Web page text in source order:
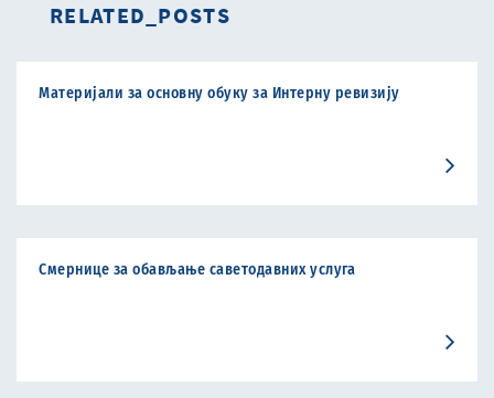
RELATED_POSTS
Материјали за основну обуку за Интерну ревизију
Смернице за обављање саветодавних услуга